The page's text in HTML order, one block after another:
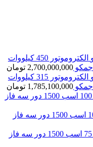
الکتروموتور 450 کیلووات
2,700,000,000 تومان
الکتروموتور 315 کیلووات
1,785,100,000 تومان
الکترو موتور چینی 75 کیلووات 100 اسب 1500 دور سه فاز